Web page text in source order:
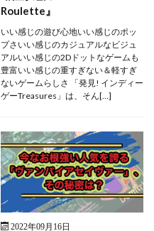
Roulette』
いい感じの遊び心地いい感じのポッ
プさいい感じのカジュアルなビジュ
アルいい感じの2Dドットなゲームも
豊富いい感じの重すぎない＆軽すぎ
ないゲームらしさ 「発見! インディー
ゲーTreasures」は、そん[…]
2022年09月16日